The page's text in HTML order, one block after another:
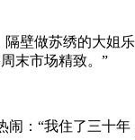
壁做苏绣的大姐
末市场精致。”
：“我住了三十